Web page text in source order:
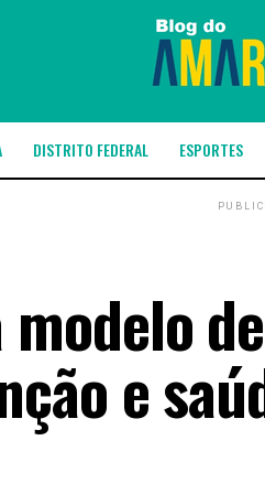
DISTRITO FEDERAL ESPORTES
modelo
e